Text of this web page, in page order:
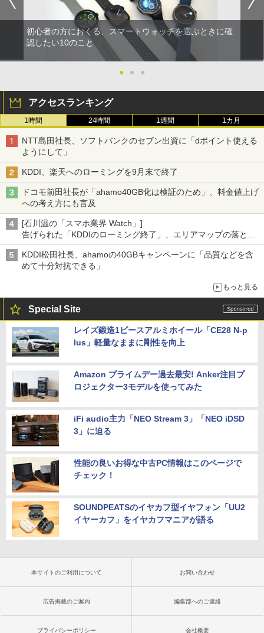
初心者の方におくる、スマートウォッチを選ぶときに確
認したい10のこと
● ● ●
アクセスランキング
1時間 24時間 1週間 1カ月
NTT島田社長、ソフトバンクのセブン出資に「dポイント使える
ようにして」
KDDI、楽天へのローミングを9月末で終了
ドコモ前田社長が「ahamo40GB化は検証のため」、料金値上げ
への考え方にも言及
[石川温の「スマホ業界 Watch」]
告げられた「KDDIのローミング終了」、エリアマップの落とし
穴と楽天モバイルの課題
KDDI松田社長、ahamoの40GBキャンペーンに「品質などを含
めて十分対抗できる」
もっと見る
Special Site
レイズ鍛造1ピースアルミホイール「CE28 N-p
lus」軽量なままに剛性を向上
Amazon プライムデー過去最安! Anker注目プ
ロジェクター3モデルを使ってみた
iFi audio主力「NEO Stream 3」「NEO iDSD
3」に迫る
性能の良いお得な中古PC情報はこのページで
チェック！
SOUNDPEATSのイヤカフ型イヤフォン「UU2
イヤーカフ」をイヤカフマニアが語る
本サイトのご利用について お問い合わせ
広告掲載のご案内 編集部へのご連絡
プライバシーポリシー 会社概要